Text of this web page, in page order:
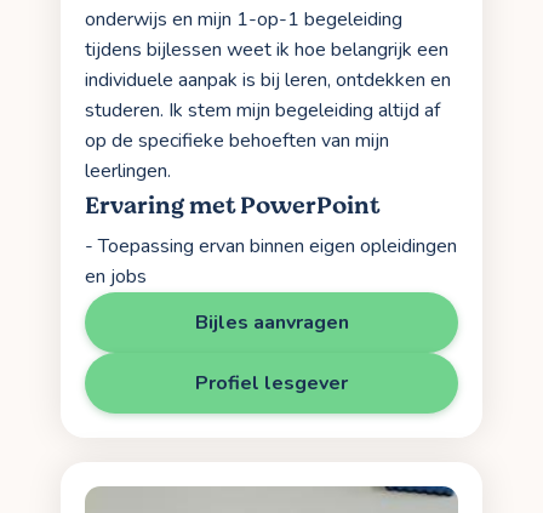
onderwijs en mijn 1-op-1 begeleiding
tijdens bijlessen weet ik hoe belangrijk een
individuele aanpak is bij leren, ontdekken en
studeren. Ik stem mijn begeleiding altijd af
op de specifieke behoeften van mijn
leerlingen.
Ervaring met PowerPoint
- Toepassing ervan binnen eigen opleidingen
en jobs
Bijles aanvragen
Profiel lesgever